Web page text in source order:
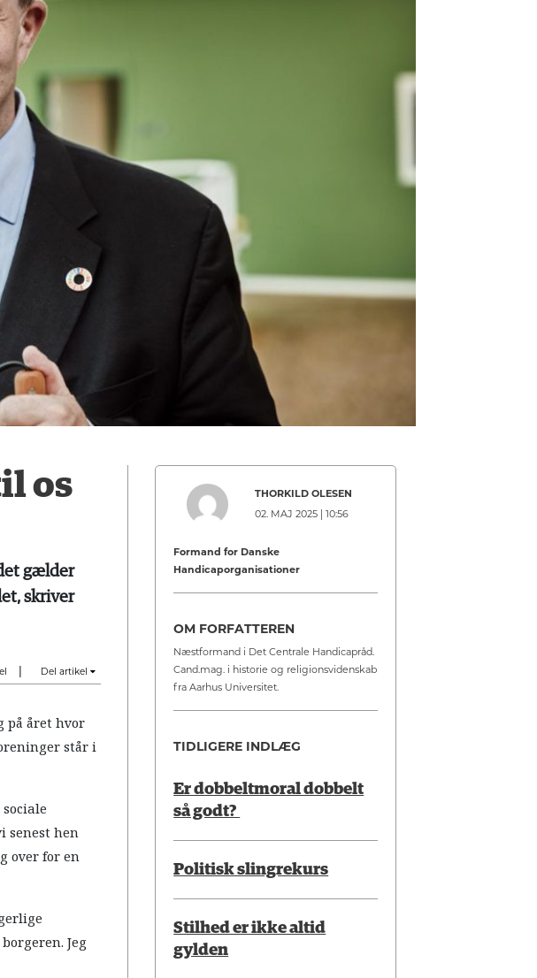
os
gælder
skriver
Del artikel
på året hvor
står i
senest hen
over for en
Jeg
THORKILD OLESEN
02. MAJ 2025 | 10:56
Formand for Danske
Handicaporganisationer
OM FORFATTEREN
Næstformand i Det Centrale Handicapråd.
Cand.mag. i historie og religionsvidenskab
fra Aarhus Universitet.
TIDLIGERE INDLÆG
Er dobbeltmoral dobbelt
så godt?
Politisk slingrekurs
Stilhed er ikke altid
gylden